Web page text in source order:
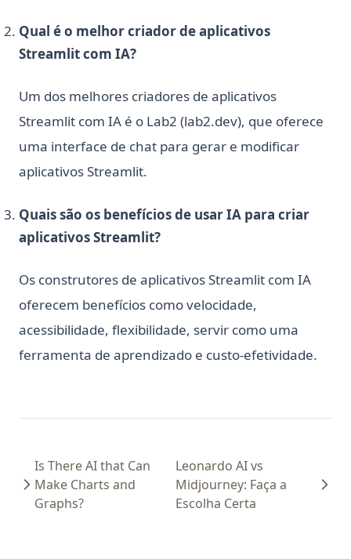
Qual é o melhor criador de aplicativos
Streamlit com IA?
Um dos melhores criadores de aplicativos
Streamlit com IA é o Lab2 (lab2.dev), que oferece
uma interface de chat para gerar e modificar
aplicativos Streamlit.
Quais são os benefícios de usar IA para criar
aplicativos Streamlit?
Os construtores de aplicativos Streamlit com IA
oferecem benefícios como velocidade,
acessibilidade, flexibilidade, servir como uma
ferramenta de aprendizado e custo-efetividade.
Is There AI that Can
Make Charts and
Graphs?
Leonardo AI vs
Midjourney: Faça a
Escolha Certa